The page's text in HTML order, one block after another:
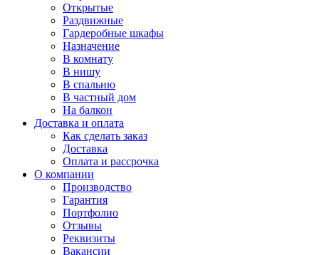
Открытые
Раздвижные
Гардеробные шкафы
Назначение
В комнату
В нишу
В спальню
В частный дом
На балкон
Доставка и оплата
Как сделать заказ
Доставка
Оплата и рассрочка
О компании
Производство
Гарантия
Портфолио
Отзывы
Реквизиты
Вакансии